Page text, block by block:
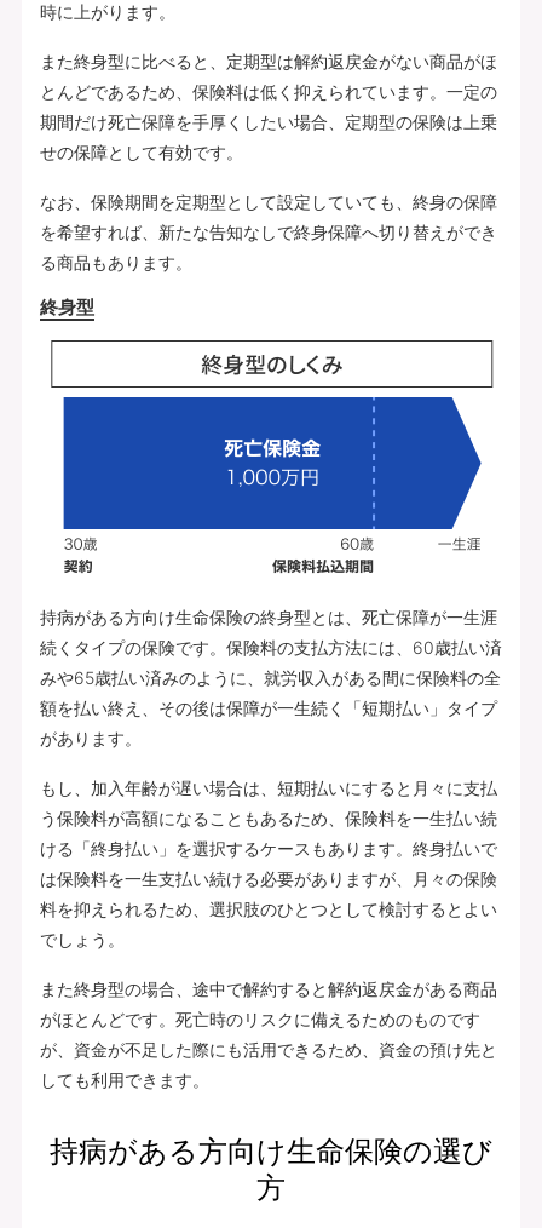
時に上がります。
また終身型に比べると、定期型は解約返戻金がない商品がほ
とんどであるため、保険料は低く抑えられています。一定の
期間だけ死亡保障を手厚くしたい場合、定期型の保険は上乗
せの保障として有効です。
なお、保険期間を定期型として設定していても、終身の保障
を希望すれば、新たな告知なしで終身保障へ切り替えができ
る商品もあります。
終身型
持病がある方向け生命保険の終身型とは、死亡保障が一生涯
続くタイプの保険です。保険料の支払方法には、60歳払い済
みや65歳払い済みのように、就労収入がある間に保険料の全
額を払い終え、その後は保障が一生続く「短期払い」タイプ
があります。
もし、加入年齢が遅い場合は、短期払いにすると月々に支払
う保険料が高額になることもあるため、保険料を一生払い続
ける「終身払い」を選択するケースもあります。終身払いで
は保険料を一生支払い続ける必要がありますが、月々の保険
料を抑えられるため、選択肢のひとつとして検討するとよい
でしょう。
また終身型の場合、途中で解約すると解約返戻金がある商品
がほとんどです。死亡時のリスクに備えるためのものです
が、資金が不足した際にも活用できるため、資金の預け先と
しても利用できます。
持病がある方向け生命保険の選び
方